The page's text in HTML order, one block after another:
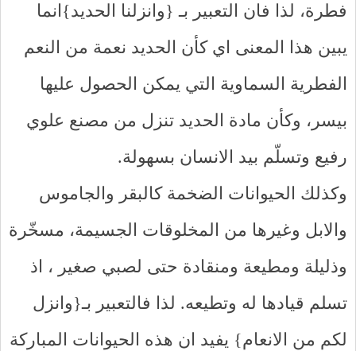
فطرة، لذا فان التعبير بـ {وانزلنا الحديد}انما
يبين هذا المعنى اي كأن الحديد نعمة من النعم
الفطرية السماوية التي يمكن الحصول عليها
بيسر، وكأن مادة الحديد تنزل من مصنع علوي
رفيع وتسلّم بيد الانسان بسهولة.
وكذلك الحيوانات الضخمة كالبقر والجاموس
والابل وغيرها من المخلوقات الجسيمة، مسخّرة
وذليلة ومطيعة ومنقادة حتى لصبي صغير ، اذ
تسلم قيادها له وتطيعه. لذا فالتعبير بـ{وانزل
لكم من الانعام} يفيد ان هذه الحيوانات المباركة